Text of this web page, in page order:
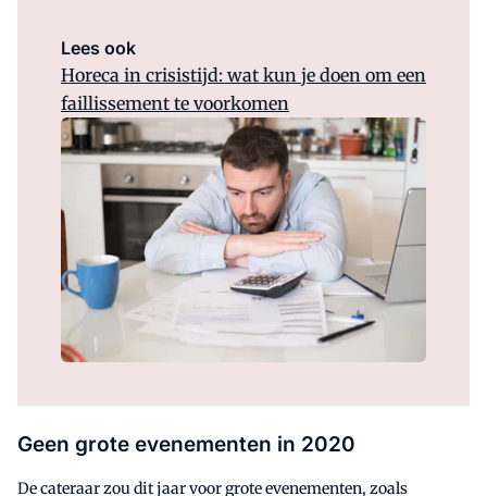
Lees ook
Horeca in crisistijd: wat kun je doen om een
faillissement te voorkomen
Geen grote evenementen in 2020
De cateraar zou dit jaar voor grote evenementen, zoals